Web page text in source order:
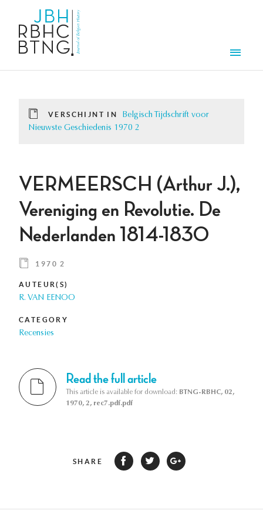
VERSCHIJNT IN
Belgisch Tijdschrift voor
Nieuwste Geschiedenis 1970 2
VERMEERSCH (Arthur J.),
Vereniging en Revolutie. De
Nederlanden 1814-1830
1970 2
AUTEUR(S)
R. VAN EENOO
CATEGORY
Recensies
Read the full article
This article is available for download: BTNG-RBHC, 02,
1970, 2, rec7.pdf.pdf
SHARE